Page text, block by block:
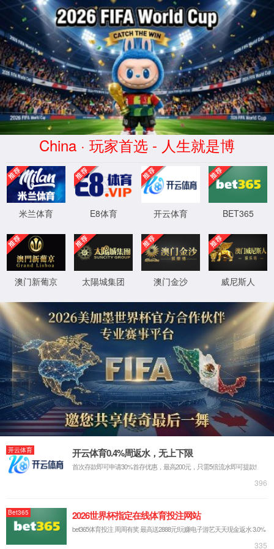
你所浏览的页面暂时无法
访问
你可以返回上一页重试，或直接向我们反馈错
误报告
反馈错误
XML 地图